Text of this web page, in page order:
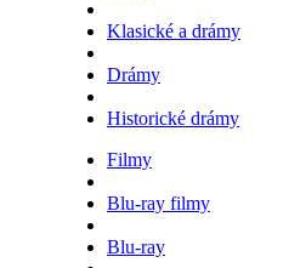
Klasické a drámy
Drámy
Historické drámy
Filmy
Blu-ray filmy
Blu-ray